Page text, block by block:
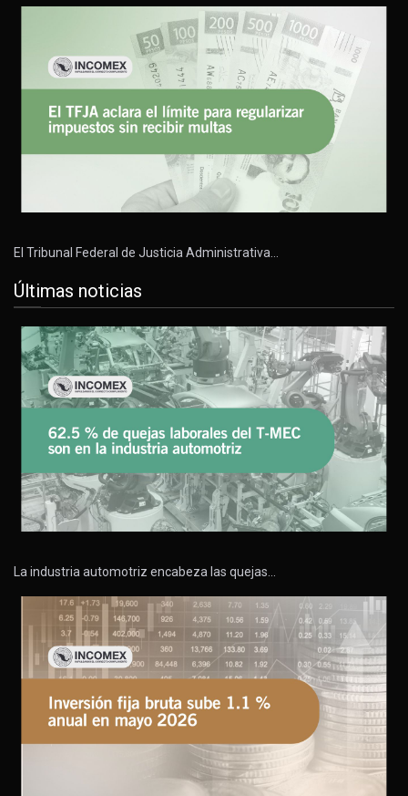
El Tribunal Federal de Justicia Administrativa…
Últimas noticias
La industria automotriz encabeza las quejas…